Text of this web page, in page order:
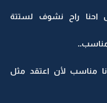
احنا راح نشوف لستتة
مناسب..
مناسب لأن اعتقد مثل